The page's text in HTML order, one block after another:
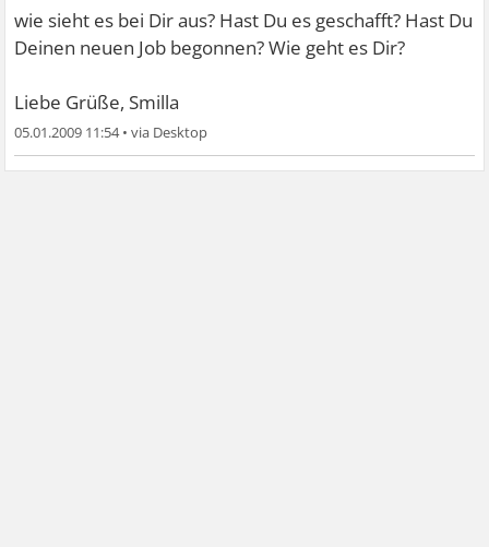
wie sieht es bei Dir aus? Hast Du es geschafft? Hast Du
Deinen neuen Job begonnen? Wie geht es Dir?
Liebe Grüße, Smilla
05.01.2009 11:54•